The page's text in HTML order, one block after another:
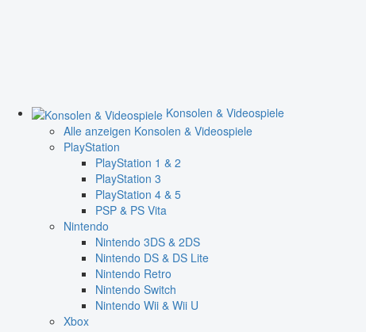
Konsolen & Videospiele
Alle anzeigen Konsolen & Videospiele
PlayStation
PlayStation 1 & 2
PlayStation 3
PlayStation 4 & 5
PSP & PS Vita
Nintendo
Nintendo 3DS & 2DS
Nintendo DS & DS Lite
Nintendo Retro
Nintendo Switch
Nintendo Wii & Wii U
Xbox